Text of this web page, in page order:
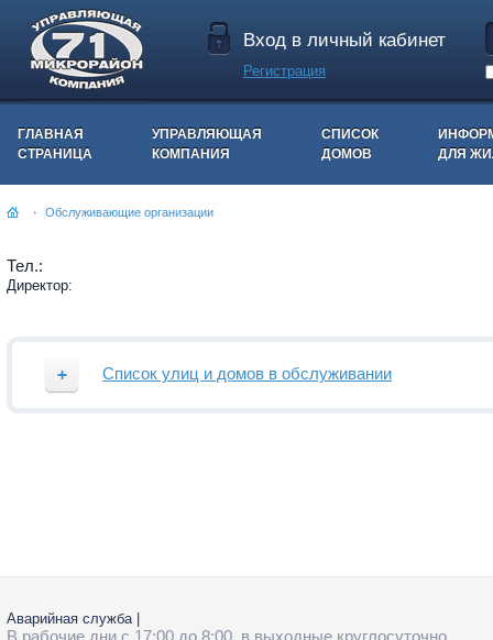
Вход в личный кабинет
Регистрация
ГЛАВНАЯ
СТРАНИЦА
УПРАВЛЯЮЩАЯ
КОМПАНИЯ
СПИСОК
ДОМОВ
ДЛЯ
Обслуживающие организации
Тел.:
Директор:
Список улиц и домов в обслуживании
Аварийная служба
В рабочие дни с 17:00 до 8:00, в выходные круглосуточно